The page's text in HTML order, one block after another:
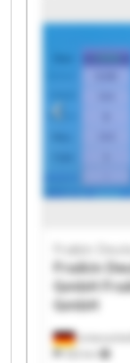
Fraikin
Fraikin
Fraikin
Fraikin
Fraikin
332 km
Fraikin
Fraikin
GmbH
GmbH